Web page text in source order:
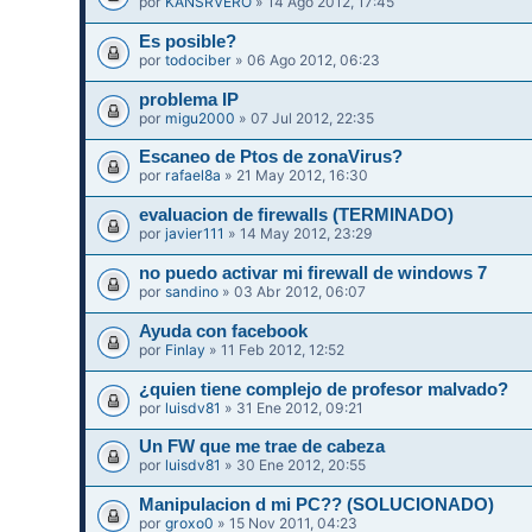
Es posible?
portodociber » 06 Ago 2012, 06:23
problema IP
por migu2000 » 07 Jul 2012, 22:35
Escaneo de Ptos de zonaVirus?
por rafael8a » 21 May 2012, 16:30
evaluacion de firewalls (TERMINADO)
porjavier111 » 14 May 2012, 23:29
no puedo activar mi firewall de windows 7
porsandino » 03 Abr 2012, 06:07
Ayuda con facebook
por Finlay » 11 Feb 2012, 12:52
¿quien tiene complejo de profesor malvado?
por luisdv81 » 31 Ene 2012, 09:21
Un FW que me trae de cabeza
por luisdv81 » 30 Ene 2012, 20:55
Manipulacion d mi PC?? (SOLUCIONADO)
porgroxo0 » 15 Nov 2011, 04:23